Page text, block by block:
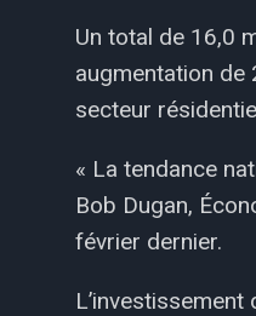
Un total de 16,0
augmentation de
secteur
« La tendance
Bob Dugan,
février dernier.